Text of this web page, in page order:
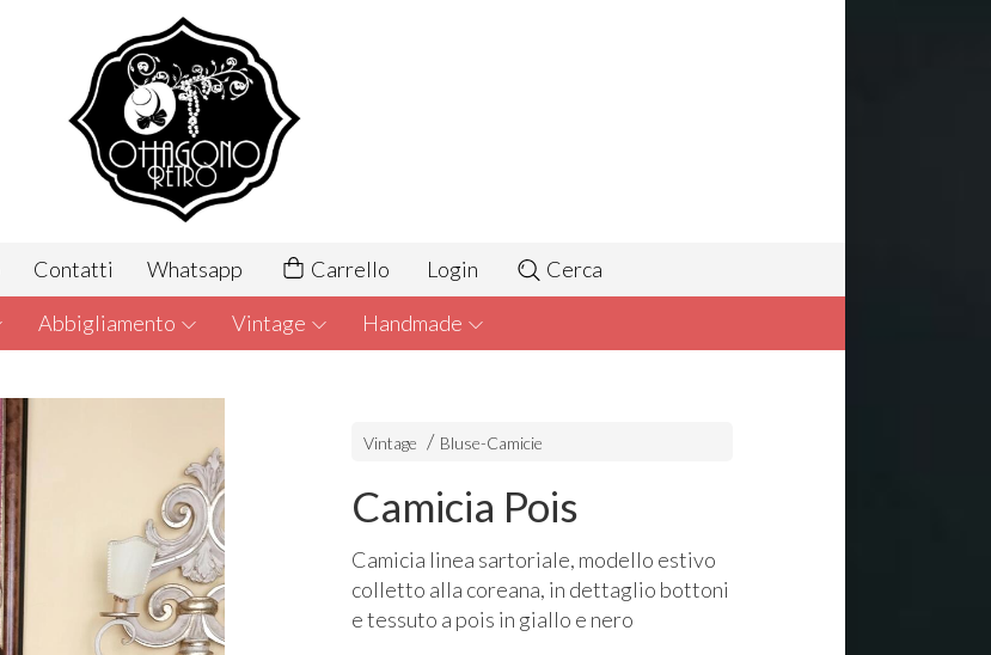
Contatti Whatsapp Carrello Login Cerca
Abbigliamento Vintage Handmade
Vintage Bluse-Camicie
Camicia Pois
Camicia linea sartoriale, modello estivo
colletto alla coreana, in dettaglio bottoni
e tessuto a pois in giallo e nero